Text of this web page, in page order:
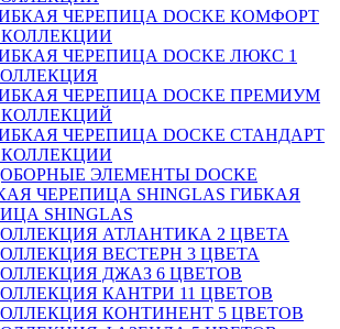
ЧЕРЕПИЦА DOCKE КОМФОРТ
КОЛЛЕКЦИИ
ЧЕРЕПИЦА DOCKE ЛЮКС 1
ЧЕРЕПИЦА DOCKE ПРЕМИУМ
КОЛЛЕКЦИЙ
ЧЕРЕПИЦА DOCKE СТАНДАРТ
КОЛЛЕКЦИИ
ЭЛЕМЕНТЫ DOCKE
ГИБКАЯ
SHINGLAS
АТЛАНТИКА 2 ЦВЕТА
ВЕСТЕРН 3 ЦВЕТА
ДЖАЗ 6 ЦВЕТОВ
КАНТРИ 11 ЦВЕТОВ
КОНТИНЕНТ 5 ЦВЕТОВ